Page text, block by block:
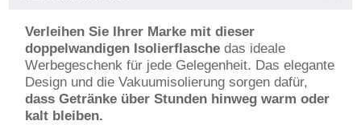
Verleihen Sie Ihrer Marke mit dieser
doppelwandigen Isolierflasche das ideale
Werbegeschenk für jede Gelegenheit. Das elegante
Design und die Vakuumisolierung sorgen dafür,
dass Getränke über Stunden hinweg warm oder
kalt bleiben.